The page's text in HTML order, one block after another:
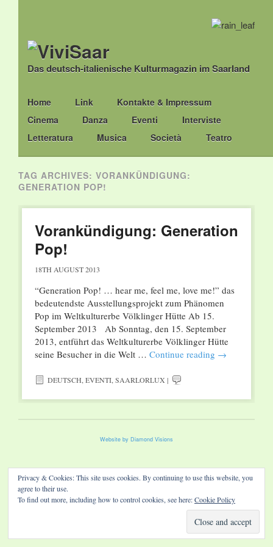
Das deutsch-italienische Kulturmagazin im Saarland
Main menu
Skip
to
content
Home Link
Kontakte & Impressum
Cinema
Danza Eventi
Interviste
Letteratura
Musica Società Teatro
TAG ARCHIVES: VORANKÜNDIGUNG:
GENERATION POP!
Vorankündigung: Generation
Pop!
18TH AUGUST 2013
“Generation Pop! … hear me, feel me, love me!” das
bedeutendste Ausstellungsprojekt zum Phänomen
Pop im Weltkulturerbe Völklinger Hütte Ab 15.
September 2013 Ab Sonntag, den 15. September
2013, entführt das Weltkulturerbe Völklinger Hütte
seine Besucher in die Welt … Continue reading →
DEUTSCH,EVENTI,SAARLORLUX |
Website by Diamond Visions
Privacy & Cookies: This site uses cookies. By continuing to use this website, you
agree to their use.
To find out more, including how to control cookies, see here:Cookie Policy